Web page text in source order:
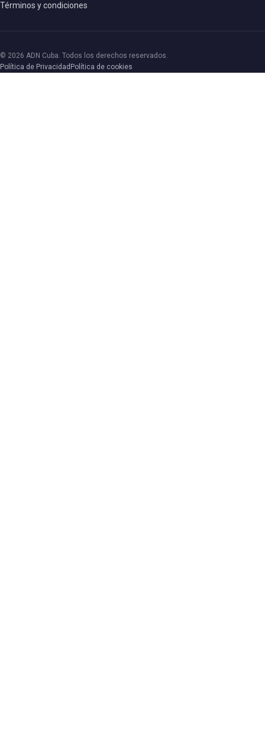
Términos y condiciones
© 2026 ADN Cuba. Todos los derechos reservados.
Política de Privacidad Política de cookies